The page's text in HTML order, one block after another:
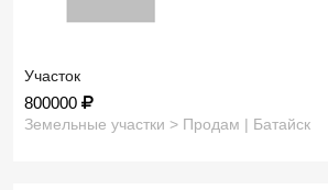
Участок
800000
Земельные участки > Продам | Батайск